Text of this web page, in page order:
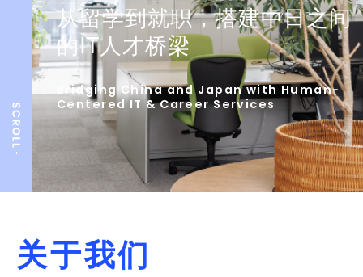
从留学到就职，搭建中日之间
的IT人才桥梁
Bridging China and Japan with Human-
Centered IT & Career Services
关于我们